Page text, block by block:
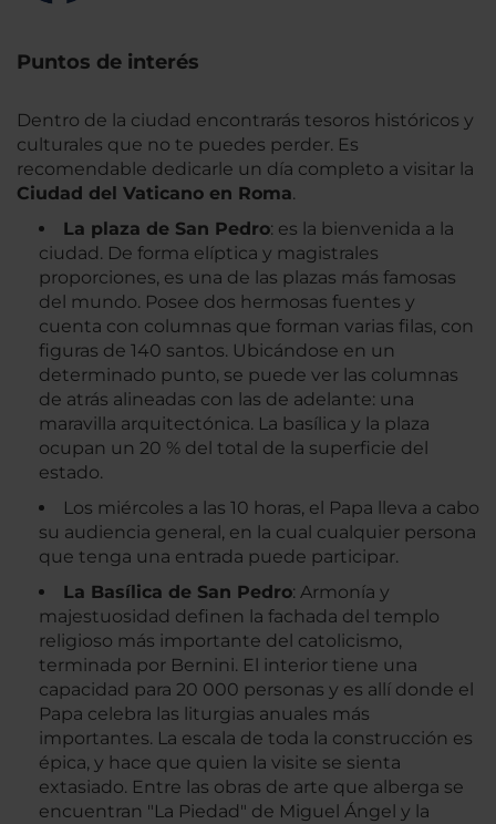
Puntos de interés
Dentro de la ciudad encontrarás tesoros históricos y
culturales que no te puedes perder. Es
recomendable dedicarle un día completo a visitar la
Ciudad del Vaticano en Roma.
La plaza de San Pedro: es la bienvenida a la
ciudad. De forma elíptica y magistrales
proporciones, es una de las plazas más famosas
del mundo. Posee dos hermosas fuentes y
cuenta con columnas que forman varias filas, con
figuras de 140 santos. Ubicándose en un
determinado punto, se puede ver las columnas
de atrás alineadas con las de adelante: una
maravilla arquitectónica. La basílica y la plaza
ocupan un 20 % del total de la superficie del
estado.
Los miércoles a las 10 horas, el Papa lleva a cabo
su audiencia general, en la cual cualquier persona
que tenga una entrada puede participar.
La Basílica de San Pedro: Armonía y
majestuosidad definen la fachada del templo
religioso más importante del catolicismo,
terminada por Bernini. El interior tiene una
capacidad para 20 000 personas y es allí donde el
Papa celebra las liturgias anuales más
importantes. La escala de toda la construcción es
épica, y hace que quien la visite se sienta
extasiado. Entre las obras de arte que alberga se
encuentran "La Piedad" de Miguel Ángel y la